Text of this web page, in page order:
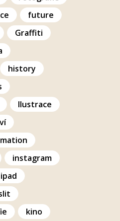
future
Graffiti
history
Ilustrace
instagram
ipad
kino